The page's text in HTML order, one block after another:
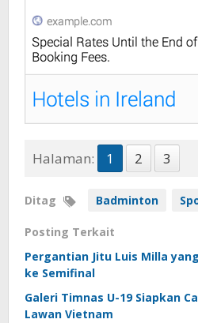
Halaman: 1 2 3
Ditag Badminton
Posting Terkait
Pergantian Jitu Luis Milla
ke Semifinal
Galeri Timnas U-19 Siapkan
Lawan Vietnam